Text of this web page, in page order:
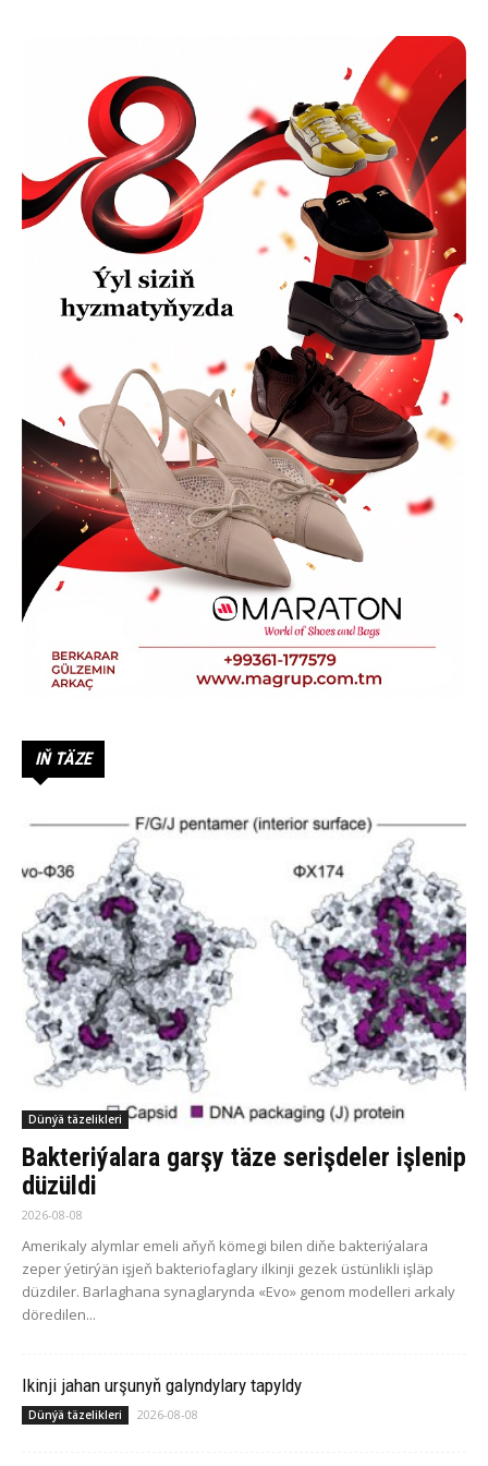
IŇ TÄZE
Dünýä täzelikleri
Bakteriýalara garşy täze serişdeler işlenip
düzüldi
2026-08-08
Amerikaly alymlar emeli aňyň kömegi bilen diňe bakteriýalara
zeper ýetirýän işjeň bakteriofaglary ilkinji gezek üstünlikli işläp
düzdiler. Barlaghana synaglarynda «Evo» genom modelleri arkaly
döredilen...
Ikinji jahan urşunyň galyndylary tapyldy
Dünýä täzelikleri 2026-08-08